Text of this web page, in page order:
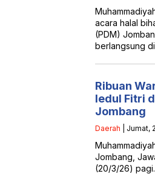
acara halal
(PDM)
berlangsung
Ribuan
Iedul Fitri
Jombang
Daerah | Jumat,
Jombang,
(20/3/26)